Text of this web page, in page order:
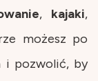
, kajaki,
możesz po
i pozwolić, by